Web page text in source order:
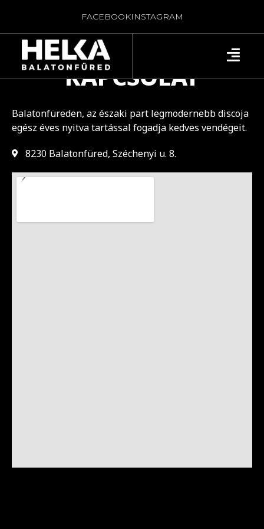
FACEBOOKINSTAGRAM
KAPCSOLAT
Balatonfüreden, az északi part legmodernebb discoja
egész éves nyitva tartással fogadja kedves vendégeit.
8230 Balatonfüred, Széchenyi u. 8.